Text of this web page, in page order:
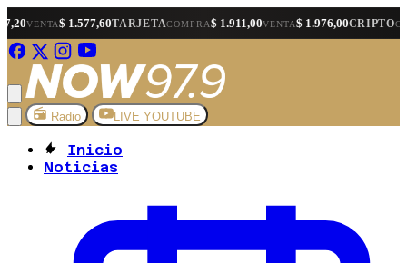
TARJETACOMPRA$ 1.911,00VENTA$ 1.976,00CRIPTOCOMPRA$
Radio LIVE YOUTUBE
Inicio
Noticias